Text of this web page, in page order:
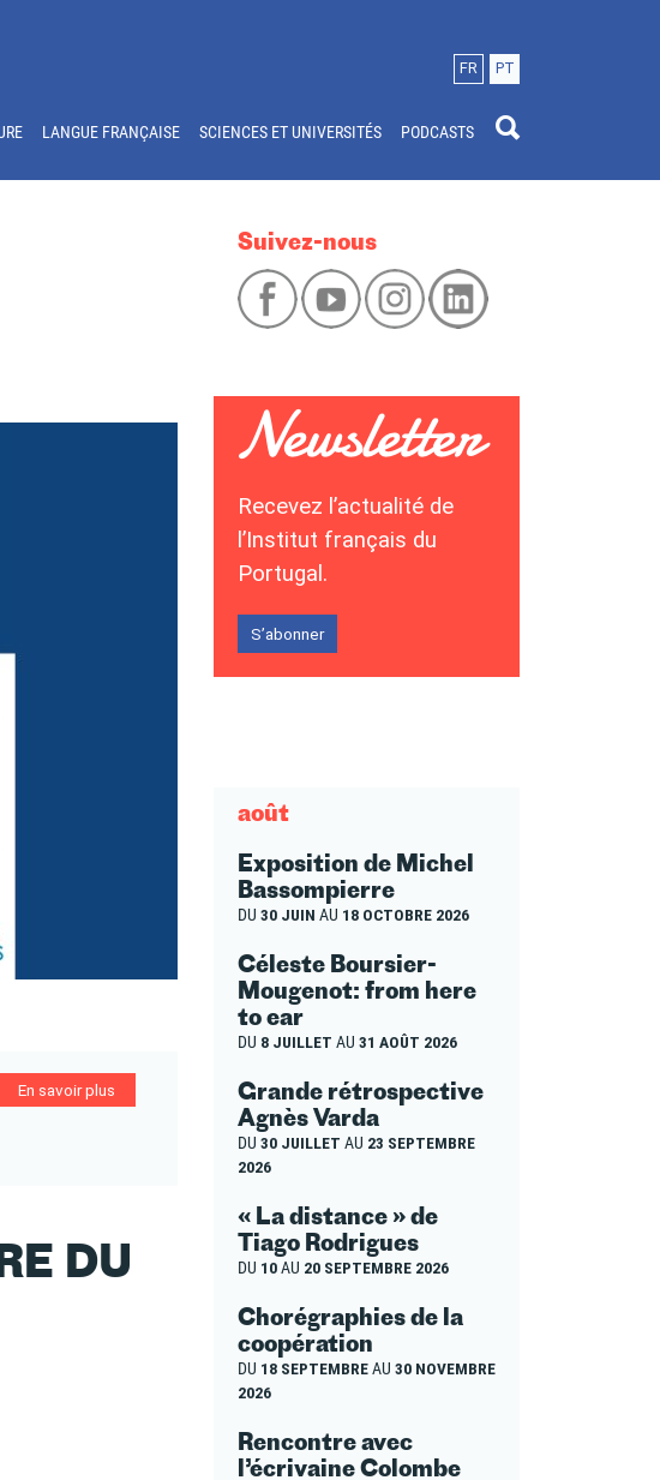
FR PT
LANGUE FRANÇAISE SCIENCES ET UNIVERSITÉS PODCASTS
En savoir plus
DU
Suivez-nous
Recevez l’actualité de
l’Institut français du
Portugal.
S’abonner
août
Exposition de Michel
Bassompierre
DU 30 JUIN AU 18 OCTOBRE 2026
Céleste Boursier-
Mougenot: from here
to ear
DU 8 JUILLET AU 31 AOÛT 2026
Grande rétrospective
Agnès Varda
DU 30 JUILLET AU 23 SEPTEMBRE
2026
« La distance » de
Tiago Rodrigues
DU 10AU 20 SEPTEMBRE 2026
Chorégraphies de la
coopération
DU 18 SEPTEMBREAU 30 NOVEMBRE
2026
Rencontre avec
l’écrivaine Colombe